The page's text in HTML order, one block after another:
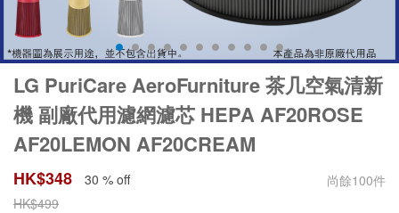
LG PuriCare AeroFurniture 茶几空氣清新
機 副廠代用濾網濾芯 HEPA AF20ROSE
AF20LEMON AF20CREAM
HK$348 30 % off 尚餘100件
HK$499